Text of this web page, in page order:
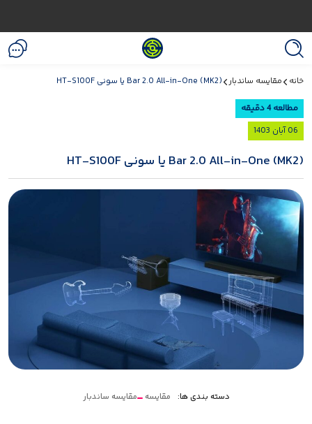
خانه مقایسه ساندبار Bar 2.0 All-in-One (MK2) یا سونی HT-S100F
مطالعه 4 دقیقه
06 آبان 1403
Bar 2.0 All-in-One (MK2) یا سونی HT-S100F
دسته بندی ها: مقایسه مقایسه ساندبار